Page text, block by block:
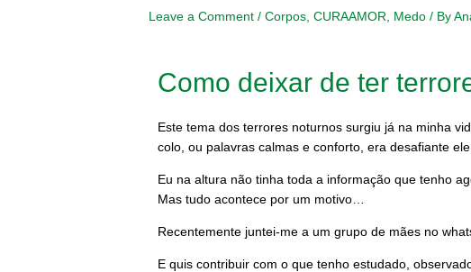
Leave a Comment /Corpos ,CURAAMOR Medo / By
Como deixar de ter
Este tema dos terrores noturnos surgiu já na minha
colo, ou palavras calmas e conforto, era desafiante
Eu na altura não tinha toda a informação que tenho
Mas tudo acontece por um motivo…
Recentemente juntei-me a um grupo de mães no
E quis contribuir com o que tenho estudado,